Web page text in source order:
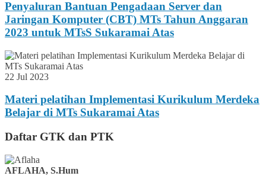
Penyaluran Bantuan Pengadaan Server dan
Jaringan Komputer (CBT) MTs Tahun Anggaran
2023 untuk MTsS Sukaramai Atas
22 Jul 2023
Materi pelatihan Implementasi Kurikulum Merdeka
Belajar di MTs Sukaramai Atas
Daftar GTK dan PTK
AFLAHA, S.Hum